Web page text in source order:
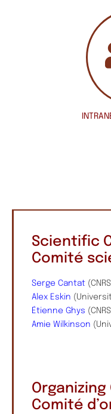
Scientific
Comité
Serge Cantat
Alex Eskin
Étienne Ghys
Amie Wilkinson
Comité